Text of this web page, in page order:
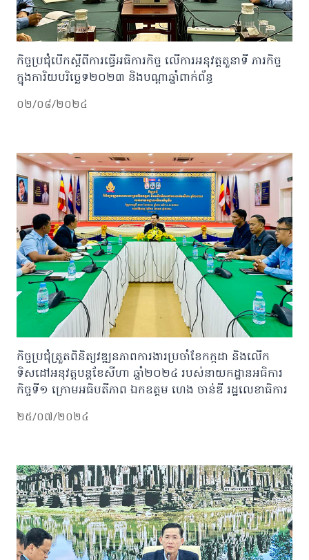
កិច្ចប្រជុំបេីកស្តីពីការធ្វេីអធិការកិច្ច​ ​លេីការអនុវត្តតួនាទី​ ភារកិច្ច​
ក្នុងការិយបរិច្ឆេទ២០២៣​ និងបណ្តាឆ្នាំពាក់ព័ន្ធ
០២/០៨/២០២៤
កិច្ចប្រជុំត្រួតពិនិត្យវឌ្ឍនភាពការងារប្រចាំខែកក្កដា និងលើក
ទិសដៅអនុវត្តបន្តខែសីហា ឆ្នាំ២០២៤ របស់នាយកដ្ឋានអធិការ
កិច្ចទី១ ក្រោមអធិបតីភាព ឯកឧត្តម ហេង ចាន់ឌី រដ្ឋលេខាធិការ
២៥/០៧/២០២៤